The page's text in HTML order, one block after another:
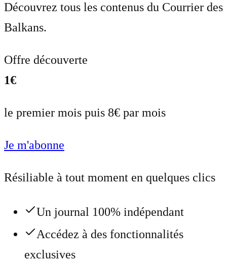
Découvrez tous les contenus du Courrier des
Balkans.
Offre découverte
1€
le premier mois puis 8€ par mois
Je m'abonne
Résiliable à tout moment en quelques clics
Un journal 100% indépendant
Accédez à des fonctionnalités
exclusives